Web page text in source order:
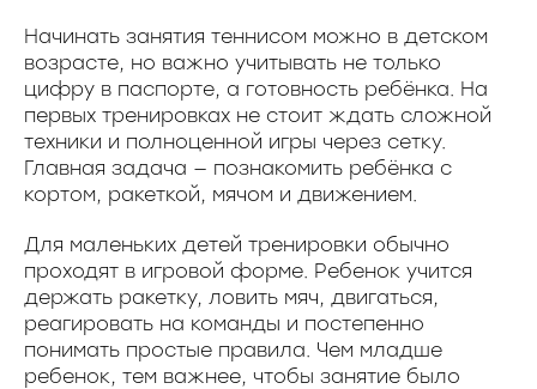
Начинать занятия теннисом можно в детском
возрасте, но важно учитывать не только
цифру в паспорте, а готовность ребёнка. На
первых тренировках не стоит ждать сложной
техники и полноценной игры через сетку.
Главная задача — познакомить ребёнка с
кортом, ракеткой, мячом и движением.
Для маленьких детей тренировки обычно
проходят в игровой форме. Ребенок учится
держать ракетку, ловить мяч, двигаться,
реагировать на команды и постепенно
понимать простые правила. Чем младше
ребенок, тем важнее, чтобы занятие было